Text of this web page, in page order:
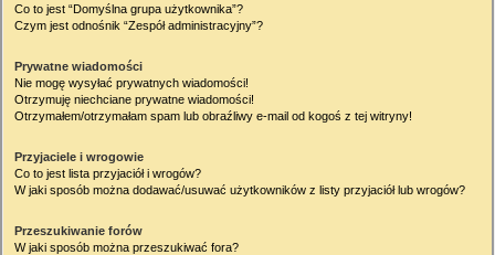
Co to jest “Domyślna grupa użytkownika”?
Czym jest odnośnik “Zespół administracyjny”?
Prywatne wiadomości
Nie mogę wysyłać prywatnych wiadomości!
Otrzymuję niechciane prywatne wiadomości!
Otrzymałem/otrzymałam spam lub obraźliwy e-mail od kogoś z tej witryny!
Przyjaciele i wrogowie
Co to jest lista przyjaciół i wrogów?
W jaki sposób można dodawać/usuwać użytkowników z listy przyjaciół lub wrogów?
Przeszukiwanie forów
W jaki sposób można przeszukiwać fora?